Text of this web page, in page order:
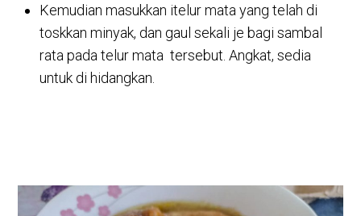
Kemudian masukkan itelur mata yang telah di
toskkan minyak, dan gaul sekali je bagi sambal
rata pada telur mata tersebut. Angkat, sedia
untuk di hidangkan.